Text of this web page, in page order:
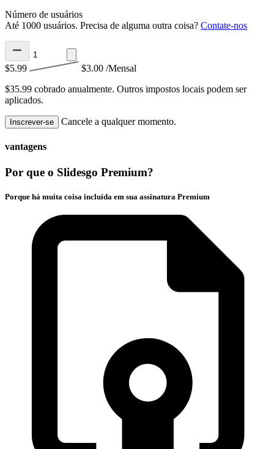
Número de usuários
Até 1000 usuários. Precisa de alguma outra coisa? Contate-nos
$5.99 $3.00 /Mensal
$35.99 cobrado anualmente. Outros impostos locais podem ser
aplicados.
Inscrever-se Cancele a qualquer momento.
vantagens
Por que o Slidesgo Premium?
Porque há muita coisa incluída em sua assinatura Premium